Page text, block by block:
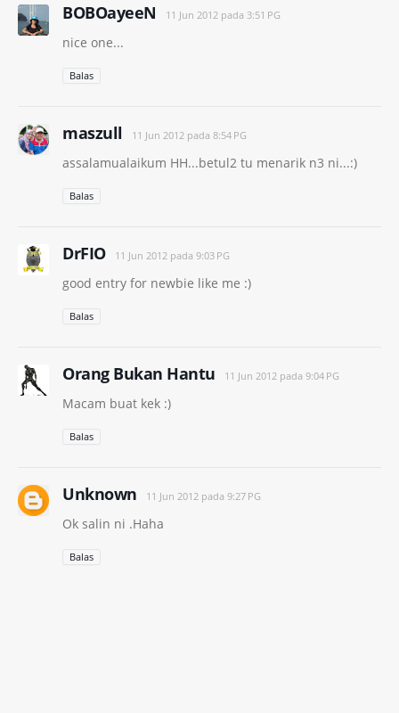
BOBOayeeN 11 Jun 2012 pada 3:51 PG
nice one...
Balas
maszull 11 Jun 2012 pada 8:54 PG
assalamualaikum HH...betul2 tu menarik n3 ni...:)
Balas
DrFIO 11 Jun 2012 pada 9:03 PG
good entry for newbie like me :)
Balas
Orang Bukan Hantu 11 Jun 2012 pada 9:04 PG
Macam buat kek :)
Balas
Unknown 11 Jun 2012 pada 9:27 PG
Ok salin ni .Haha
Balas